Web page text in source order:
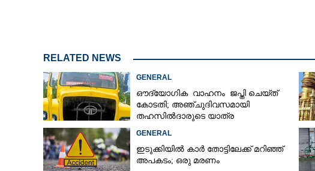
RELATED NEWS
GENERAL
ഔദ്യോഗിക വാഹനം ജപ്തി ചെയ്ത്
കോടതി; അഞ്ചുദിവസമായി
തഹസിൽദാരുടെ യാത്ര
GENERAL
ഇടുക്കിയിൽ കാർ തോട്ടിലേക്ക് മറിഞ്ഞ്
അപകടം; ഒരു മരണം